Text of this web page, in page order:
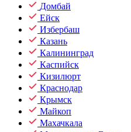
Домбай
Ейск
Избербаш
Казань
Калининград
Каспийск
Кизилюрт
Краснодар
Крымск
Майкоп
Махачкала